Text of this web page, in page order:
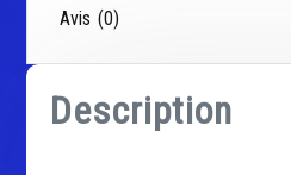
Avis (0)
Description